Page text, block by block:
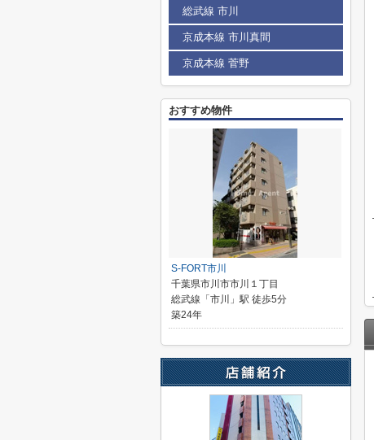
総武線 市川
京成本線 市川真間
京成本線 菅野
おすすめ物件
S-FORT市川
千葉県市川市市川１丁目
総武線「市川」駅 徒歩5分
築24年